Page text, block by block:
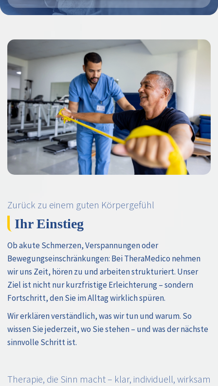
Zurück zu einem guten Körpergefühl
Ihr Einstieg
Ob akute Schmerzen, Verspannungen oder
Bewegungseinschränkungen: Bei TheraMedico nehmen
wir uns Zeit, hören zu und arbeiten strukturiert. Unser
Ziel ist nicht nur kurzfristige Erleichterung – sondern
Fortschritt, den Sie im Alltag wirklich spüren.
Wir erklären verständlich, was wir tun und warum. So
wissen Sie jederzeit, wo Sie stehen – und was der nächste
sinnvolle Schritt ist.
Therapie, die Sinn macht – klar, individuell, wirksam